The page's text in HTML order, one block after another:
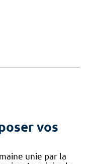
vos
unie par la